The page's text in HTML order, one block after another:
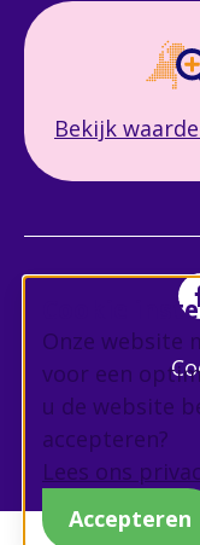
Cookie
Onze website
voor een
u de website
accepteren?
Lees ons
Accepteren
Bekijk